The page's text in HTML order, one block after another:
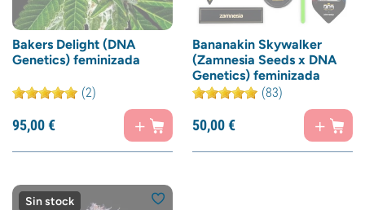
Bakers Delight (DNA
Genetics) feminizada
(2)
95,00€
Bananakin Skywalker
(Zamnesia Seeds x DNA
Genetics) feminizada
(83)
50,00€
Sin stock